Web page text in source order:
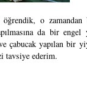
o zamandan
da bir engel
çabucak yapılan bir
tavsiye ederim.